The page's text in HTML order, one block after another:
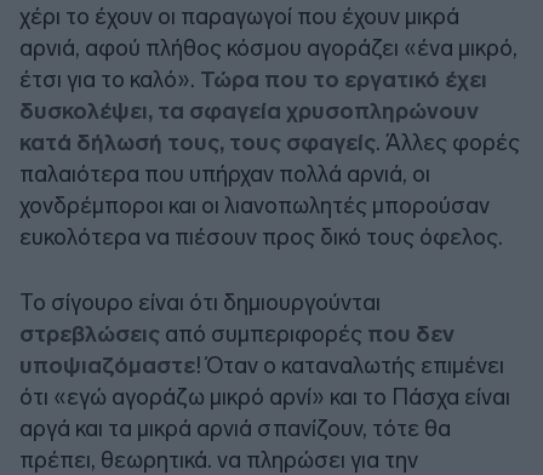
χέρι το έχουν οι παραγωγοί που έχουν μικρά
αρνιά, αφού πλήθος κόσμου αγοράζει «ένα μικρό,
έτσι για το καλό». Τώρα που το εργατικό έχει
δυσκολέψει, τα σφαγεία χρυσοπληρώνουν
κατά δήλωσή τους, τους σφαγείς. Άλλες φορές
παλαιότερα που υπήρχαν πολλά αρνιά, οι
χονδρέμποροι και οι λιανοπωλητές μπορούσαν
ευκολότερα να πιέσουν προς δικό τους όφελος.
Το σίγουρο είναι ότι δημιουργούνται
στρεβλώσεις από συμπεριφορές που δεν
υποψιαζόμαστε! Όταν ο καταναλωτής επιμένει
ότι «εγώ αγοράζω μικρό αρνί» και το Πάσχα είναι
αργά και τα μικρά αρνιά σπανίζουν, τότε θα
πρέπει, θεωρητικά. να πληρώσει για την